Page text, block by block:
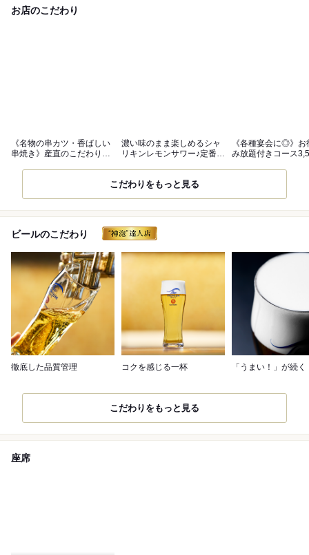
お店のこだわり
《名物の串カツ・香ばしい
串焼き》産直のこだわり素
濃い味のまま楽しめるシャ
リキンレモンサワー♪定番な
《各種宴会に◎》お
み放題付きコース
こだわりをもっと見る
ビールのこだわり
徹底した品質管理 コクを感じる一杯 「うまい！」が続く
こだわりをもっと見る
座席